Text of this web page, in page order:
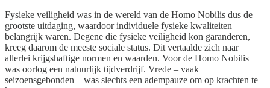
Fysieke veiligheid was in de wereld van de Homo Nobilis dus de
grootste uitdaging, waardoor individuele fysieke kwaliteiten
belangrijk waren. Degene die fysieke veiligheid kon garanderen,
kreeg daarom de meeste sociale status. Dit vertaalde zich naar
allerlei krijgshaftige normen en waarden. Voor de Homo Nobilis
was oorlog een natuurlijk tijdverdrijf. Vrede – vaak
seizoensgebonden – was slechts een adempauze om op krachten te